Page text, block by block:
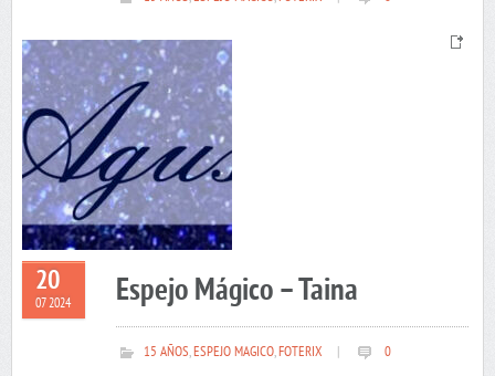
20
07 2024 Espejo Mágico – Taina
15 AÑOS,ESPEJO MAGICO,FOTERIX 0